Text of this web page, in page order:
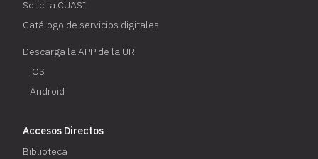
Solicita CUASI
Catálogo de servicios digitales
Descarga la APP de la UR
iOS
Android
Accesos Directos
Biblioteca